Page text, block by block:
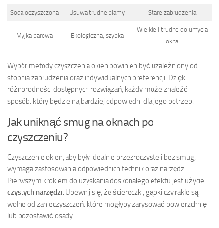
Soda oczyszczona Usuwa trudne plamy Stare zabrudzenia
Myjka parowa Ekologiczna, szybka
Wielkie i trudne do umycia
okna
Wybór metody czyszczenia okien powinien być uzależniony od
stopnia zabrudzenia oraz indywidualnych preferencji. Dzięki
różnorodności dostępnych rozwiązań, każdy może znaleźć
sposób, który będzie najbardziej odpowiedni dla jego potrzeb.
Jak uniknąć smug na oknach po
czyszczeniu?
Czyszczenie okien, aby były idealnie przezroczyste i bez smug,
wymaga zastosowania odpowiednich technik oraz narzędzi.
Pierwszym krokiem do uzyskania doskonałego efektu jest użycie
czystych narzędzi. Upewnij się, że ściereczki, gąbki czy rakle są
wolne od zanieczyszczeń, które mogłyby zarysować powierzchnię
lub pozostawić osady.